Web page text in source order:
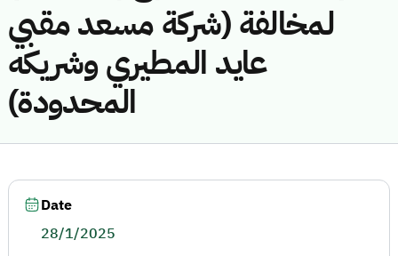
لمخالفة (شركة مسعد مقبي
عايد المطيري وشريكه
المحدودة)
Date
28/1/2025